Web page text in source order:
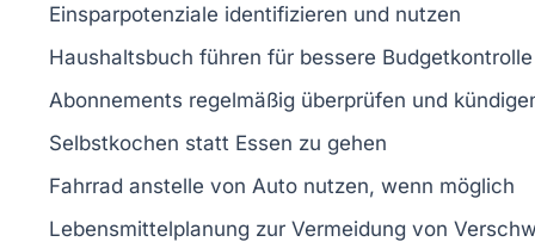
Einsparpotenziale identifizieren und nutzen
Haushaltsbuch führen für bessere Budgetkontrolle
Abonnements regelmäßig überprüfen und
Selbstkochen statt Essen zu gehen
Fahrrad anstelle von Auto nutzen, wenn möglich
Lebensmittelplanung zur Vermeidung von